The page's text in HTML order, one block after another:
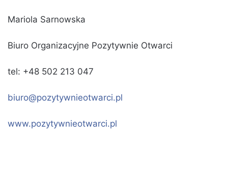
Mariola Sarnowska
Biuro Organizacyjne Pozytywnie Otwarci
tel: +48 502 213 047
biuro@pozytywnieotwarci.pl
www.pozytywnieotwarci.pl